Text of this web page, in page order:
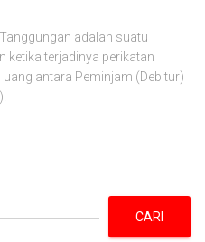
adalah suatu
ketika terjadinya perikatan
antara Peminjam (Debitur)
CARI